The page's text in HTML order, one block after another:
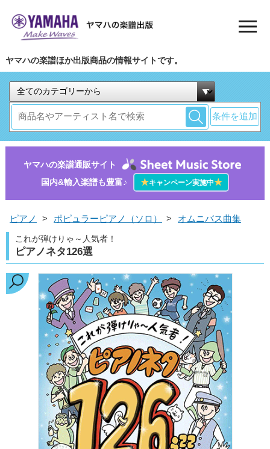
ヤマハの楽譜ほか出版商品の情報サイトです。
条件を追加
ヤマハの楽譜通販サイト
国内&輸入楽譜も豊富♪
★キャンペーン実施中★
ピアノ > ポピュラーピアノ（ソロ） > オムニバス曲集
これが弾けりゃ～人気者！
ピアノネタ126選